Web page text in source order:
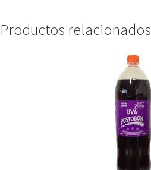
Productos relacionados